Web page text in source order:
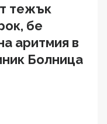
тежък
бе
аритмия в
Болница